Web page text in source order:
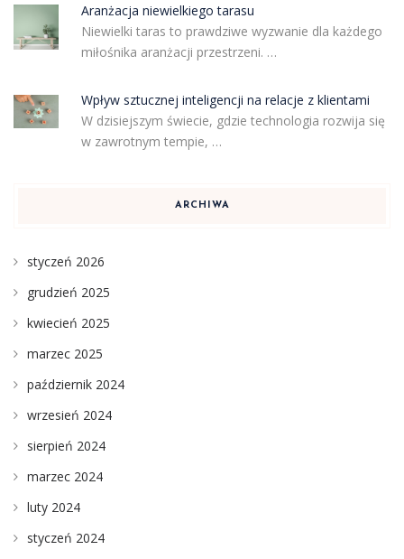
Aranżacja niewielkiego tarasu
Niewielki taras to prawdziwe wyzwanie dla każdego
miłośnika aranżacji przestrzeni. …
Wpływ sztucznej inteligencji na relacje z klientami
W dzisiejszym świecie, gdzie technologia rozwija się
w zawrotnym tempie, …
ARCHIWA
styczeń 2026
grudzień 2025
kwiecień 2025
marzec 2025
październik 2024
wrzesień 2024
sierpień 2024
marzec 2024
luty 2024
styczeń 2024